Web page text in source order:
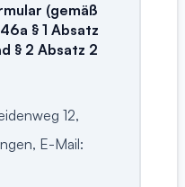
(gemäß
§ 1 Absatz
§ 2 Absatz 2
12,
E-Mail: